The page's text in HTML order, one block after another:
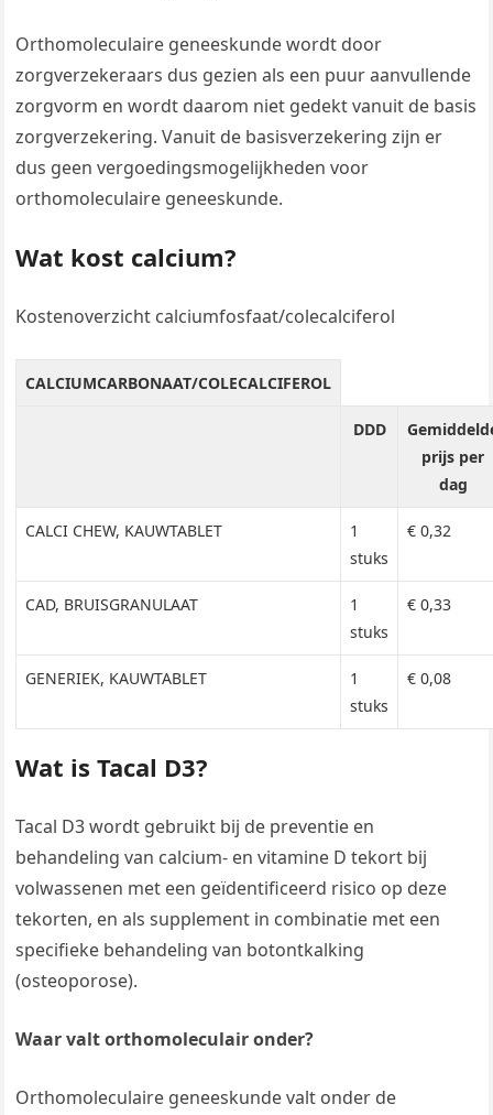
Orthomoleculaire geneeskunde wordt door
zorgverzekeraars dus gezien als een puur aanvullende
zorgvorm en wordt daarom niet gedekt vanuit de basis
zorgverzekering. Vanuit de basisverzekering zijn er
dus geen vergoedingsmogelijkheden voor
orthomoleculaire geneeskunde.
Wat kost calcium?
Kostenoverzicht calciumfosfaat/colecalciferol
CALCIUMCARBONAAT/COLECALCIFEROL
DDD
prijs per
dag
CALCI CHEW, KAUWTABLET
1
stuks
€ 0,32
CAD, BRUISGRANULAAT
1
stuks
€ 0,33
GENERIEK, KAUWTABLET
1
stuks
€ 0,08
Wat is Tacal D3?
Tacal D3 wordt gebruikt bij de preventie en
behandeling van calcium- en vitamine D tekort bij
volwassenen met een geïdentificeerd risico op deze
tekorten, en als supplement in combinatie met een
specifieke behandeling van botontkalking
(osteoporose).
Waar valt orthomoleculair onder?
Orthomoleculaire geneeskunde valt onder de